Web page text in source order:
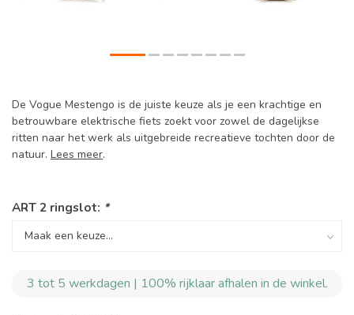
De Vogue Mestengo is de juiste keuze als je een krachtige en
betrouwbare elektrische fiets zoekt voor zowel de dagelijkse
ritten naar het werk als uitgebreide recreatieve tochten door de
natuur. Lees meer.
ART 2 ringslot: *
3 tot 5 werkdagen | 100% rijklaar afhalen in de winkel.